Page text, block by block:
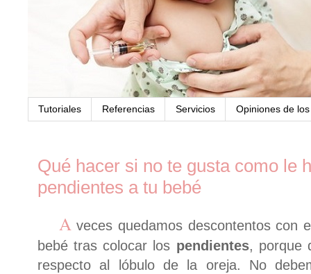
Tutoriales Referencias Servicios Opiniones de
Qué hacer si no te gusta como le
pendientes a tu bebé
A veces quedamos descontentos con
bebé tras colocar los pendientes, porque
respecto al lóbulo de la oreja. No